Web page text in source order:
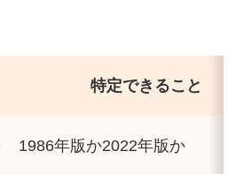
特定できること
1986年版か2022年版か